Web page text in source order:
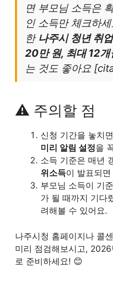
면 부모님 소득은
인 소득만 체크하
한 나주시 청년 취
20만 원, 최대 12개
는 것도 좋아요
⚠️ 주의할 점
신청 기간을 놓치
미리 알림 설정을
소득 기준은 매년
위소득이 발표되
부모님 소득이 기
가 될 때까지 기다
려해볼 수 있어요.
나주시청 홈페이지나 콜
미리 점검해보시고,
로 준비하세요! 😊